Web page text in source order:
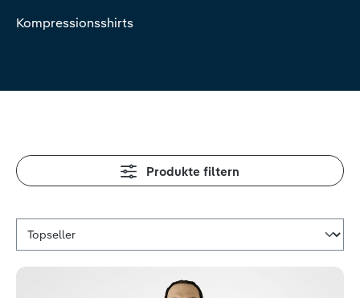
Kompressionsshirts
Produkte filtern